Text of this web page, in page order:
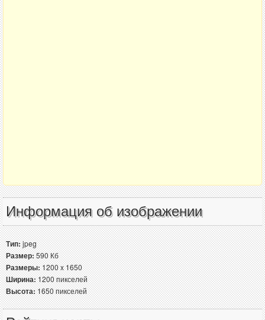
Информация об изображении
Тип:jpeg
Размер:590 Кб
Размеры:1200 x 1650
Ширина:1200 пикселей
Высота:1650 пикселей